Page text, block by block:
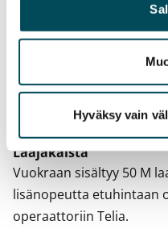
heille tai joita on kerätty,
palvelujaan.
Hyväksy vain
Pakollinen, ei sisälly
Vesimaksu
Sähkömaksu
Vuokralainen solmii itse
Laajakaista
Vuokraan sisältyy 50 M
lisänopeutta etuhintaan
operaattoriin Telia.